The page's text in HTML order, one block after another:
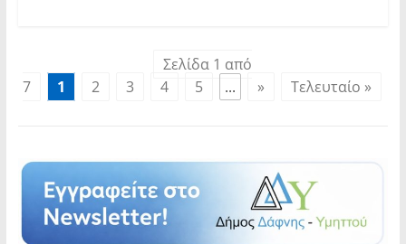
Σελίδα 1 από
7
1 2 3 4 5 ... » Τελευταίο »